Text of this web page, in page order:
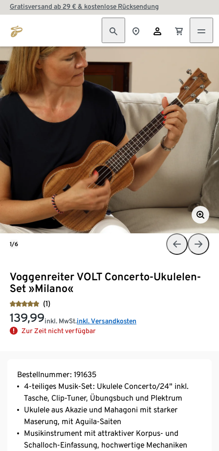
Gratisversand ab 29 € & kostenlose Rücksendung
Voggenreiter VOLT Concerto-Ukulelen-
Set »Milano«
(1)
139,99inkl. MwSt.inkl. Versandkosten
Zur Zeit nicht verfügbar
1/6
Bestellnummer: 191635
4-teiliges Musik-Set: Ukulele Concerto/24" inkl.
Tasche, Clip-Tuner, Übungsbuch und Plektrum
Ukulele aus Akazie und Mahagoni mit starker
Maserung, mit Aguila-Saiten
Musikinstrument mit attraktiver Korpus- und
Schalloch-Einfassung, hochwertige Mechaniken